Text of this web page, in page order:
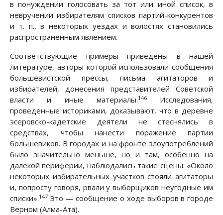
в понуждении голосовать за тот или иной список, в
невручении избирателям списков партий-конкурентов
и т. п., в некоторых уездах и волостях становились
распространенным явлением.
Соответствующие примеры приведены в нашей
литературе, авторы которой использовали сообщения
большевистской прессы, письма агитаторов и
избирателей, донесения представителей Советской
власти и иные материалы.146Исследования,
проведенные историками, доказывают, что в деревне
эсеровско-кадетские деятели не стеснялись в
средствах, чтобы нанести поражение партии
большевиков. В городах и на фронте злоупотреблений
было значительно меньше, но и там, особенно на
далекой периферии, наблюдались такие сцены: «Около
некоторых избирательных участков стояли агитаторы
и, попросту говоря, рвали у выборщиков неугодные им
списки».147 Это — сообщение о ходе выборов в городе
Верном (Алма-Ата).